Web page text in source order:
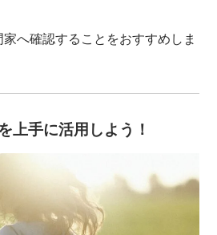
へ確認することをおすすめしま
上手に活用しよう！